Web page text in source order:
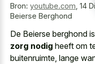
Bron: youtube.com 14
Beierse Berghond
De Beierse berghond
zorg nodig heeft om
buitenruimte, lange